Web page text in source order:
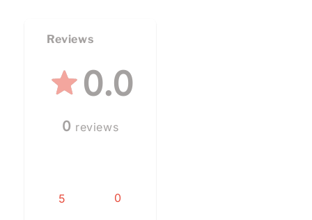
Reviews
0.0
0 reviews
5 0